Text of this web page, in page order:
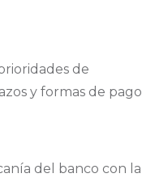
de
y formas de pago
del banco con la